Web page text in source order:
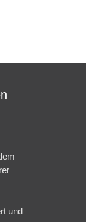
und